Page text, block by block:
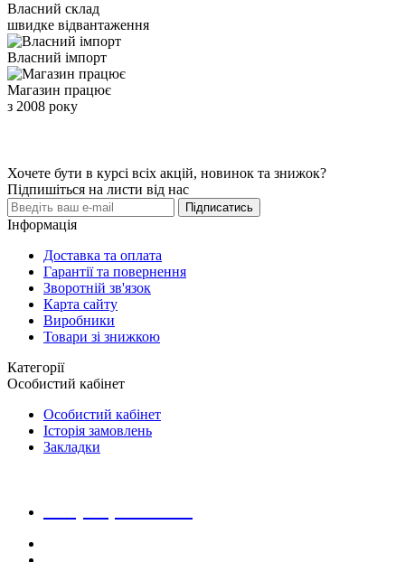
Власний склад
швидке відвантаження
Власний імпорт
Магазин працює
з 2008 року
Хочете бути в курсі всіх акцій, новинок та знижок?
Підпишіться на листи від нас
Підписатись
Інформація
Доставка та оплата
Гарантії та повернення
Зворотній зв'язок
Карта сайту
Виробники
Товари зі знижкою
Категорії
Особистий кабінет
Особистий кабінет
Історія замовлень
Закладки